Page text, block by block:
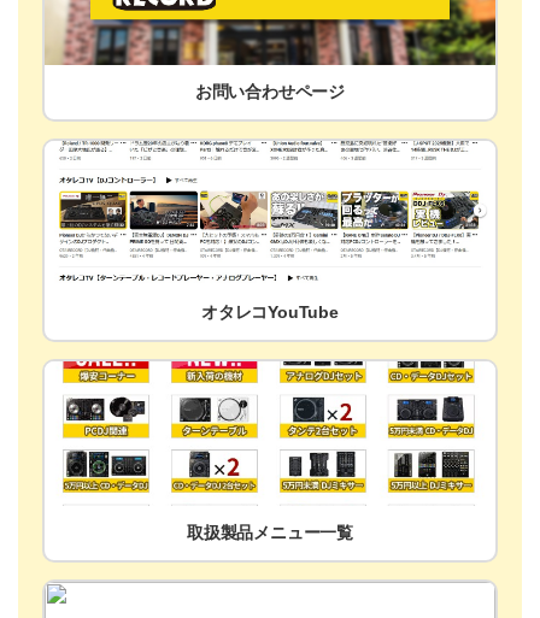
お問い合わせページ
オタレコYouTube
取扱製品メニュー一覧